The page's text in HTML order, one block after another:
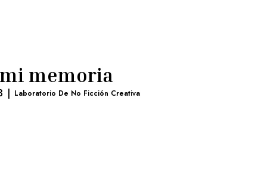
memoria
| Laboratorio De No Ficción Creativa